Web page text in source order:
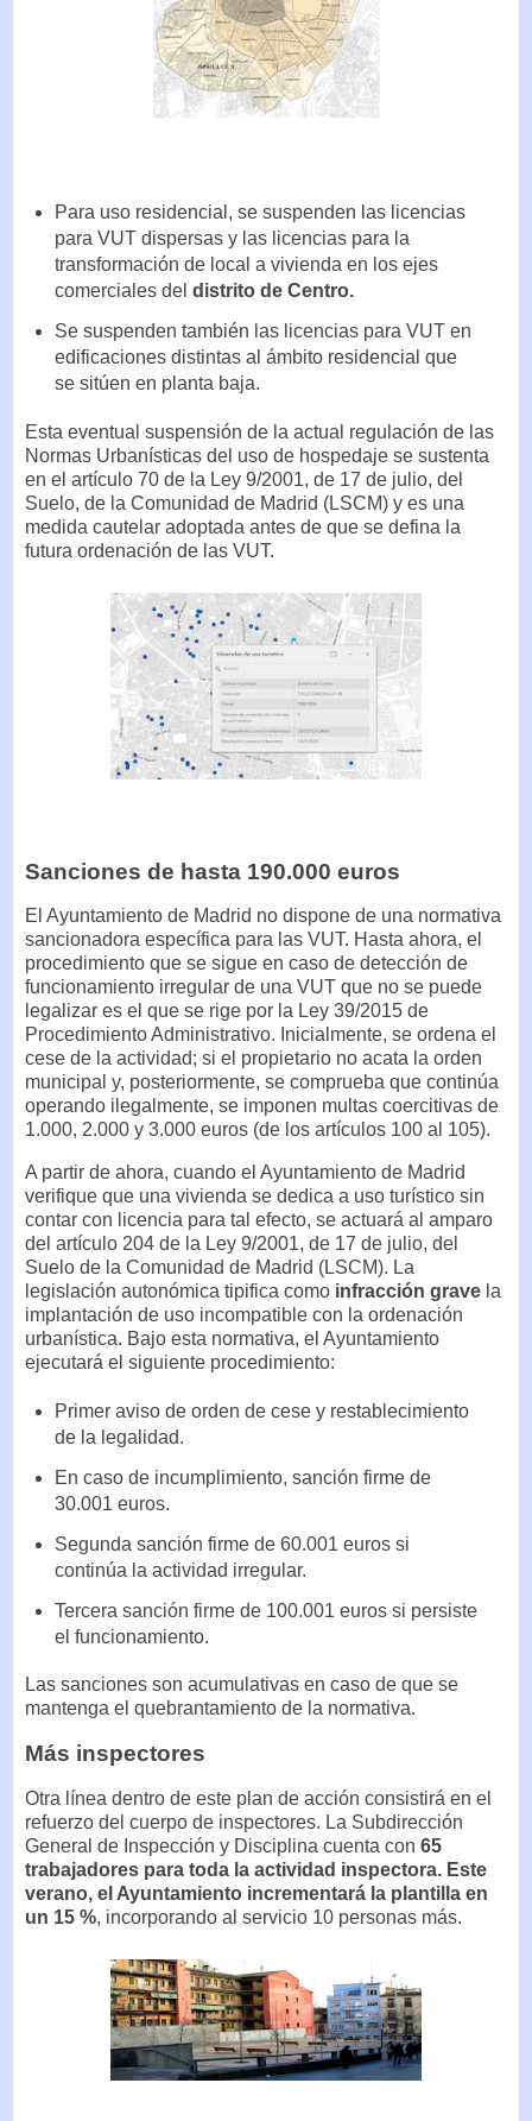
Para uso residencial, se suspenden las licencias
para VUT dispersas y las licencias para la
transformación de local a vivienda en los ejes
comerciales del distrito de Centro.
Se suspenden también las licencias para VUT en
edificaciones distintas al ámbito residencial que
se sitúen en planta baja.
Esta eventual suspensión de la actual regulación de las
Normas Urbanísticas del uso de hospedaje se sustenta
en el artículo 70 de la Ley 9/2001, de 17 de julio, del
Suelo, de la Comunidad de Madrid (LSCM) y es una
medida cautelar adoptada antes de que se defina la
futura ordenación de las VUT.
Sanciones de hasta 190.000 euros
El Ayuntamiento de Madrid no dispone de una normativa
sancionadora específica para las VUT. Hasta ahora, el
procedimiento que se sigue en caso de detección de
funcionamiento irregular de una VUT que no se puede
legalizar es el que se rige por la Ley 39/2015 de
Procedimiento Administrativo. Inicialmente, se ordena el
cese de la actividad; si el propietario no acata la orden
municipal y, posteriormente, se comprueba que continúa
operando ilegalmente, se imponen multas coercitivas de
1.000, 2.000 y 3.000 euros (de los artículos 100 al 105).
A partir de ahora, cuando el Ayuntamiento de Madrid
verifique que una vivienda se dedica a uso turístico sin
contar con licencia para tal efecto, se actuará al amparo
del artículo 204 de la Ley 9/2001, de 17 de julio, del
Suelo de la Comunidad de Madrid (LSCM). La
legislación autonómica tipifica como infracción grave la
implantación de uso incompatible con la ordenación
urbanística. Bajo esta normativa, el Ayuntamiento
ejecutará el siguiente procedimiento:
Primer aviso de orden de cese y restablecimiento
de la legalidad.
En caso de incumplimiento, sanción firme de
30.001 euros.
Segunda sanción firme de 60.001 euros si
continúa la actividad irregular.
Tercera sanción firme de 100.001 euros si persiste
el funcionamiento.
Las sanciones son acumulativas en caso de que se
mantenga el quebrantamiento de la normativa.
Más inspectores
Otra línea dentro de este plan de acción consistirá en el
refuerzo del cuerpo de inspectores. La Subdirección
General de Inspección y Disciplina cuenta con 65
trabajadores para toda la actividad inspectora. Este
verano, el Ayuntamiento incrementará la plantilla en
un 15 %, incorporando al servicio 10 personas más.